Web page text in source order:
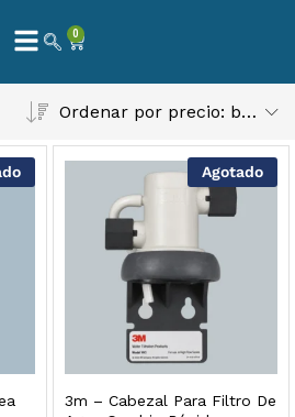
0
Ordenar por precio: bajo a alto
Agotado
3m – Cabezal Para Filtro De
En Filtración